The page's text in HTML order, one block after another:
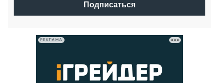
Подписаться
РЕКЛАМА